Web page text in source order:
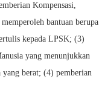
Kompensasi,
bantuan berupa
kepada LPSK; (3)
yang menunjukkan
yang berat; (4) pemberian